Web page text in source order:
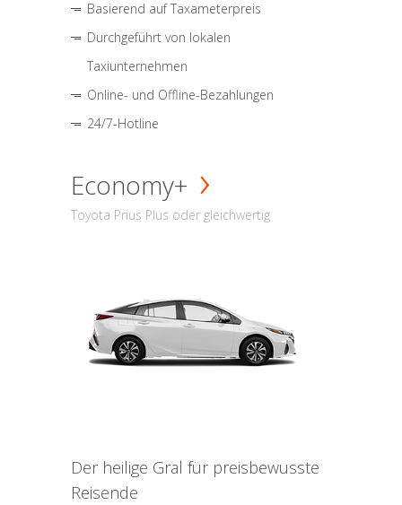
Basierend auf Taxameterpreis
Durchgeführt von lokalen
Taxiunternehmen
Online- und Offline-Bezahlungen
24/7-Hotline
Economy+
Toyota Prius Plus oder gleichwertig
Der heilige Gral für preisbewusste
Reisende